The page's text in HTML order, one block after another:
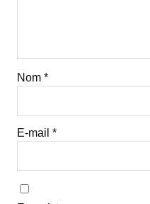
Nom *
E-mail *